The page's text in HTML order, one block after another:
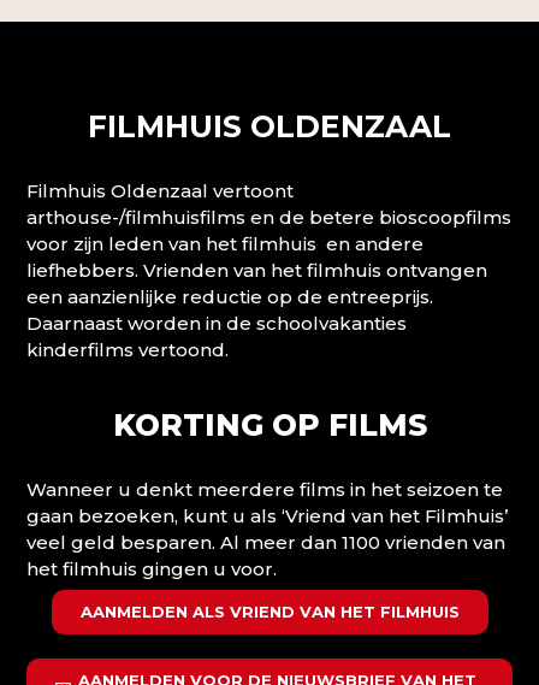
FILMHUIS OLDENZAAL
Filmhuis Oldenzaal vertoont
arthouse-/filmhuisfilms en de betere bioscoopfilms
voor zijn leden van het filmhuis en andere
liefhebbers. Vrienden van het filmhuis ontvangen
een aanzienlijke reductie op de entreeprijs.
Daarnaast worden in de schoolvakanties
kinderfilms vertoond.
KORTING OP FILMS
Wanneer u denkt meerdere films in het seizoen te
gaan bezoeken, kunt u als ‘Vriend van het Filmhuis’
veel geld besparen. Al meer dan 1100 vrienden van
het filmhuis gingen u voor.
AANMELDEN ALS VRIEND VAN HET FILMHUIS
AANMELDEN VOOR DE NIEUWSBRIEF VAN HET